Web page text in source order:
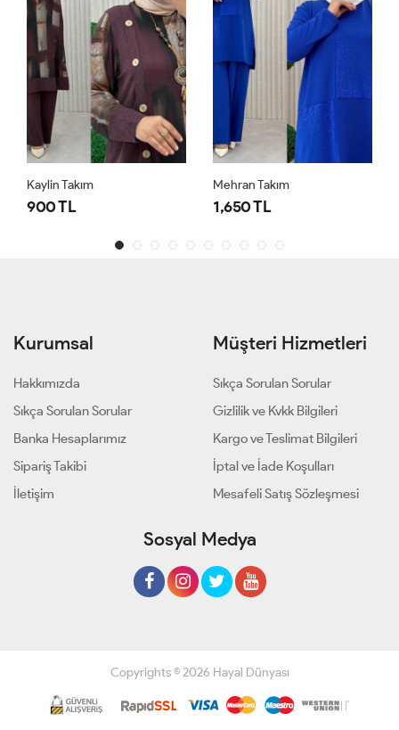
Kaylin Takım
900 TL
Mehran Takım
1,650 TL
Kurumsal
Hakkımızda
Sıkça Sorulan Sorular
Banka Hesaplarımız
Sipariş Takibi
İletişim
Müşteri Hizmetleri
Sıkça Sorulan Sorular
Gizlilik ve Kvkk Bilgileri
Kargo ve Teslimat Bilgileri
İptal ve İade Koşulları
Mesafeli Satış Sözleşmesi
Sosyal Medya
Copyrights © 2026 Hayal Dünyası